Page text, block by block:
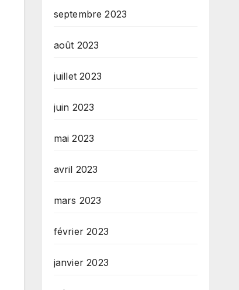
septembre 2023
août 2023
juillet 2023
juin 2023
mai 2023
avril 2023
mars 2023
février 2023
janvier 2023